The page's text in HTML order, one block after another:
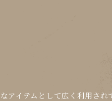
アイテムとして広く利用され